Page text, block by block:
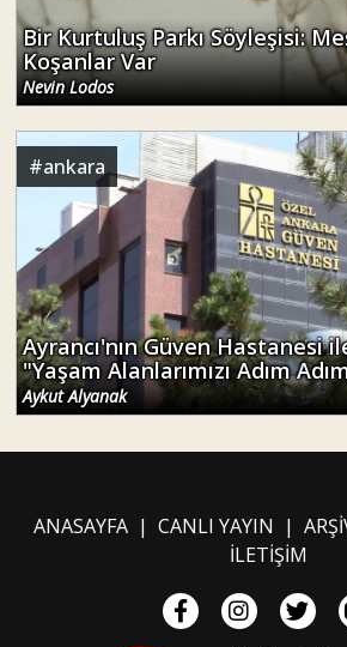
Bir Kurtuluş Parkı Söyleşisi:
Koşanlar Var
Nevin Lodos
#ankara
Ayrancı'nın Güven Hastanesi
"Yaşam Alanlarımızı Adım
Aykut Alyanak
ANASAYFA| CANLI YAYIN |
İLETİŞİM